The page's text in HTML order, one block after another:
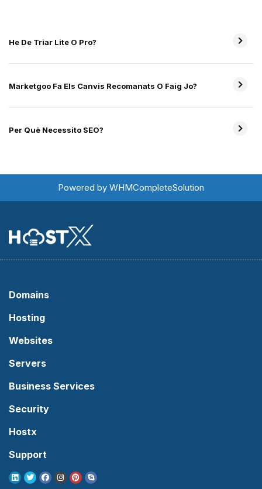
He De Triar Lite O Pro?
Marketgoo Fa Els Canvis Recomanats O Faig Jo?
Per Què Necessito SEO?
Powered by WHMCompleteSolution
Domains
Hosting
Websites
Servers
Business Services
Security
Hostx
Support